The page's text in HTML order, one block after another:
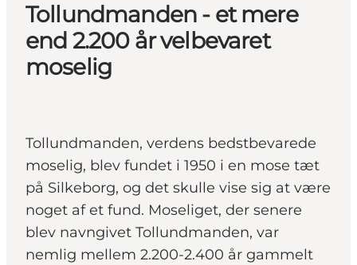
Tollundmanden - et mere
end 2.200 år velbevaret
moselig
Tollundmanden, verdens bedstbevarede
moselig, blev fundet i 1950 i en mose tæt
på Silkeborg, og det skulle vise sig at være
noget af et fund. Moseliget, der senere
blev navngivet Tollundmanden, var
nemlig mellem 2.200-2.400 år gammelt